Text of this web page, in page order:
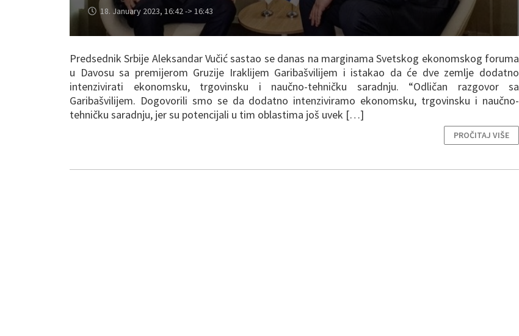
18. January 2023, 16:42 -> 16:43
Predsednik Srbije Aleksandar Vučić sastao se danas na marginama Svetskog ekonomskog foruma
u Davosu sa premijerom Gruzije Iraklijem Garibašvilijem i istakao da će dve zemlje dodatno
intenzivirati ekonomsku, trgovinsku i naučno-tehničku saradnju. “Odličan razgovor sa
Garibašvilijem. Dogovorili smo se da dodatno intenziviramo ekonomsku, trgovinsku i naučno-
tehničku saradnju, jer su potencijali u tim oblastima još uvek […]
PROČITAJ VIŠE